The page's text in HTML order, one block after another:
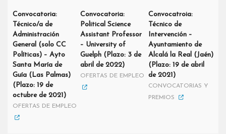
Convocatoria:
Técnico/a de
Administración
General (solo CC
Políticas) – Ayto
Santa María de
Guía (Las Palmas)
(Plazo: 19 de
octubre de 2021)
OFERTAS DE EMPLEO
Convocatoria:
Political Science
Assistant Professor
– University of
Guelph (Plazo: 3 de
abril de 2022)
OFERTAS DE EMPLEO
Convocatroia:
Técnico de
Intervención –
Ayuntamiento de
Alcalá la Real (Jaén)
(Plazo: 19 de abril
de 2021)
CONVOCATORIAS Y
PREMIOS